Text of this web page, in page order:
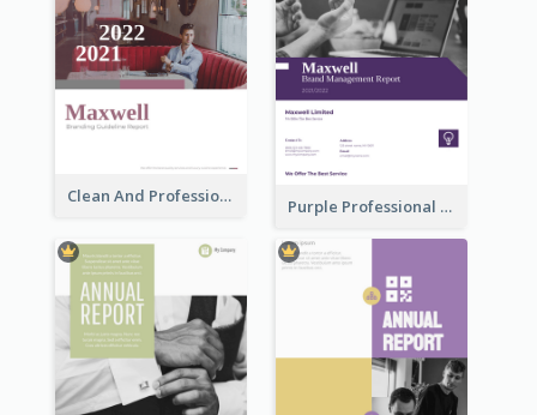
Clean And Professional Business Report Design Ideas
Purple Professional Branding Auditing Report Templates